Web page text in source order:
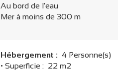
Au bord de l'eau
Mer à moins de 300 m
Hébergement : 4 Personne(s)
• Superficie : 22 m2